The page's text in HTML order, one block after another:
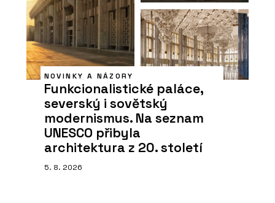
NOVINKY A NÁZORY
Funkcionalistické paláce,
severský i sovětský
modernismus. Na seznam
UNESCO přibyla
architektura z 20. století
5. 8. 2026